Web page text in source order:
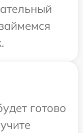
готово